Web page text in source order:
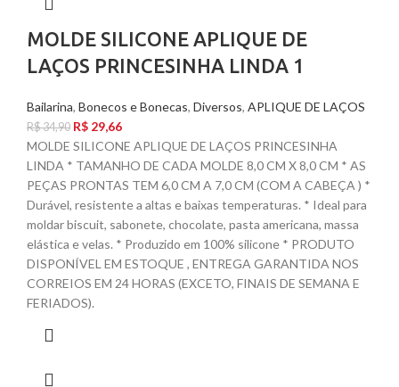
MOLDE SILICONE APLIQUE DE
LAÇOS PRINCESINHA LINDA 1
Bailarina, Bonecos e Bonecas, Diversos, APLIQUE DE LAÇOS
R$34,90 R$ 29,66
MOLDE SILICONE APLIQUE DE LAÇOS PRINCESINHA
LINDA * TAMANHO DE CADA MOLDE 8,0 CM X 8,0 CM * AS
PEÇAS PRONTAS TEM 6,0 CM A 7,0 CM (COM A CABEÇA ) *
Durável, resistente a altas e baixas temperaturas. * Ideal para
moldar biscuit, sabonete, chocolate, pasta americana, massa
elástica e velas. * Produzido em 100% silicone * PRODUTO
DISPONÍVEL EM ESTOQUE , ENTREGA GARANTIDA NOS
CORREIOS EM 24 HORAS (EXCETO, FINAIS DE SEMANA E
FERIADOS).